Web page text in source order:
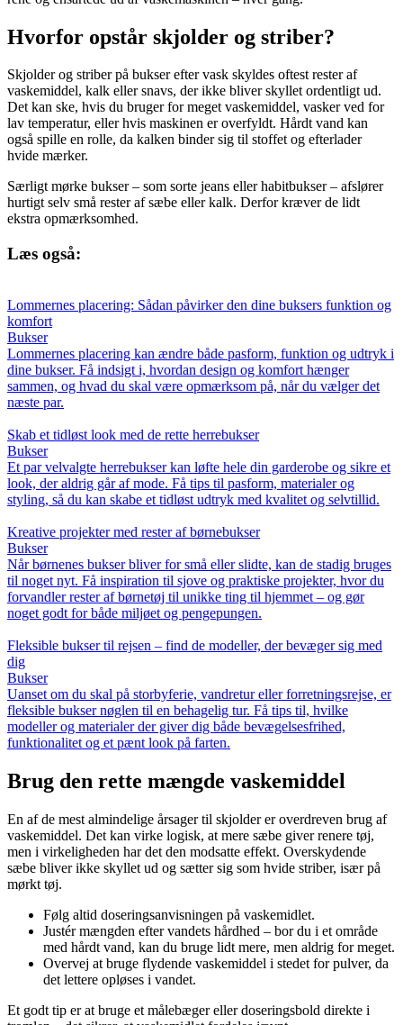
Hvorfor opstår skjolder og striber?
Skjolder og striber på bukser efter vask skyldes oftest rester af
vaskemiddel, kalk eller snavs, der ikke bliver skyllet ordentligt ud.
Det kan ske, hvis du bruger for meget vaskemiddel, vasker ved for
lav temperatur, eller hvis maskinen er overfyldt. Hårdt vand kan
også spille en rolle, da kalken binder sig til stoffet og efterlader
hvide mærker.
Særligt mørke bukser – som sorte jeans eller habitbukser – afslører
hurtigt selv små rester af sæbe eller kalk. Derfor kræver de lidt
ekstra opmærksomhed.
Læs også:
Lommernes placering: Sådan påvirker den dine buksers funktion og
komfort
Bukser
Lommernes placering kan ændre både pasform, funktion og udtryk i
dine bukser. Få indsigt i, hvordan design og komfort hænger
sammen, og hvad du skal være opmærksom på, når du vælger det
næste par.
Skab et tidløst look med de rette herrebukser
Bukser
Et par velvalgte herrebukser kan løfte hele din garderobe og sikre et
look, der aldrig går af mode. Få tips til pasform, materialer og
styling, så du kan skabe et tidløst udtryk med kvalitet og selvtillid.
Kreative projekter med rester af børnebukser
Bukser
Når børnenes bukser bliver for små eller slidte, kan de stadig bruges
til noget nyt. Få inspiration til sjove og praktiske projekter, hvor du
forvandler rester af børnetøj til unikke ting til hjemmet – og gør
noget godt for både miljøet og pengepungen.
Fleksible bukser til rejsen – find de modeller, der bevæger sig med
dig
Bukser
Uanset om du skal på storbyferie, vandretur eller forretningsrejse, er
fleksible bukser nøglen til en behagelig tur. Få tips til, hvilke
modeller og materialer der giver dig både bevægelsesfrihed,
funktionalitet og et pænt look på farten.
Brug den rette mængde vaskemiddel
En af de mest almindelige årsager til skjolder er overdreven brug af
vaskemiddel. Det kan virke logisk, at mere sæbe giver renere tøj,
men i virkeligheden har det den modsatte effekt. Overskydende
sæbe bliver ikke skyllet ud og sætter sig som hvide striber, især på
mørkt tøj.
Følg altid doseringsanvisningen på vaskemidlet.
Justér mængden efter vandets hårdhed – bor du i et område
med hårdt vand, kan du bruge lidt mere, men aldrig for meget.
Overvej at bruge flydende vaskemiddel i stedet for pulver, da
det lettere opløses i vandet.
Et godt tip er at bruge et målebæger eller doseringsbold direkte i